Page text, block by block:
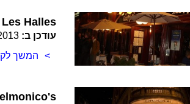
Les Halles
עודכן ב:
המשך